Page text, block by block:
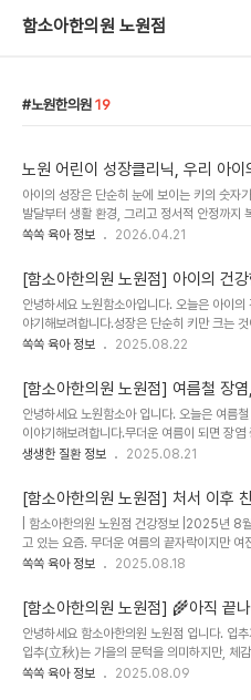
함소아한의원 노원점
노원한의원 19
노원 어린이 성장클리닉, 우리 아이
름을 체크해보세요
아이의 성장은 단순히 눈에 보이는 키의 숫자
발달부터 생활 환경, 그리고 정서적 안정까지
일어나는 소중한 과정입니다.노원 어린이 성장
적인 관리 방향을 제안해 드리고 있습니다.1.
읽는 것성장기에는 아이의 키, 체중, 머리둘레
를 꾸준히 기록하며 추이를 살피는 것이 무엇
적 체크: 또래 평균과 비교하여 현재 성장 속
다. - 지속적 관찰: 단순히 현재 수치에 일희일
조정합니다. 2. 성장 평가 시 ..
쏙쏙 육아 정보 2026.04.21
[함소아한의원 노원점] 아이의 건강
도울 수 있을까요?
안녕하세요 노원함소아입니다. 오늘은 아이의
야기해보려합니다.성장은 단순히 키만 크는
로운 발달이 함께 이루어질 때 건강한 결과로
작용하기 때문에 체계적인 접근이 필요합니다.
모님들이 성장 관리에 대해 관심을 가지시고,
하시기도 합니다. 한의학은 아이의 체질과 현
펴보고 접근하는 방식이기 때문입니다. 함소
이란?함소아는 아이의 성장 상태를 한의학적
과정에서 활용될 수 있는 한방 시럽 중..
쏙쏙 육아 정보 2025.08.22
[함소아한의원 노원점] 여름철 장
안녕하세요 노원함소아 입니다. 오늘은 여름
이야기해보려합니다.무더운 여름이 되면 장염
환자들이 부쩍 늘어납니다. 복통, 설사, 구토 같
러스성 장염과 세균성 장염으로 나눌 수 있습
로타바이러스, 노로바이러스 등의 감염에 의
설사 증상을 동반합니다. 보통 며칠 안에 자연
만, 증상이 심한 경우에는 탈수나 체력 저하에
균성 장염은 흔히 말하는 식중독으로, 살모넬
있습니다. 여름철엔 세균이 번식하기..
생생한 질환 정보 2025.08.21
[함소아한의원 노원점] 처서 이후
람에 약해지는 ‘폐’… 건강 지키는
| 함소아한의원 노원점 건강정보 |2025년 8
고 있는 요즘. 무더운 여름의 끝자락이지만
도는 더위가 이어지고 있습니다.하지만 아침저
습니다. 이렇게 계절이 바뀌는 시기에는 우리
받게 되는데요, 특히 차가운 기운에 민감한 ‘
세심한 관리가 필요합니다.요즘처럼 냉방기
공기에 노출되기 쉬운 환경에서는 어린이와
각별히 신경 써야 할 때입니다.함소아한의원
쏙쏙 육아 정보 2025.08.18
[함소아한의원 노원점] 🌾아직 끝
추 이후 건강을 지키는 방법은?
안녕하세요 함소아한의원 노원점 입니다. 입
입추(立秋)는 가을의 문턱을 의미하지만, 체
입니다.뜨거운 햇볕, 끈적한 습도, 계속되는 무
쏙쏙 육아 정보 2025.08.09